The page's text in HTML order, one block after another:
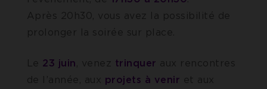
Après 20h30, vous avez la possibilité de
prolonger la soirée sur place.
Le 23 juin, venez trinquer aux rencontres
de l’année, aux projets à venir et aux